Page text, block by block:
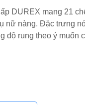
DUREX mang 21
nữ nàng. Đặc trưng
rung theo ý muốn